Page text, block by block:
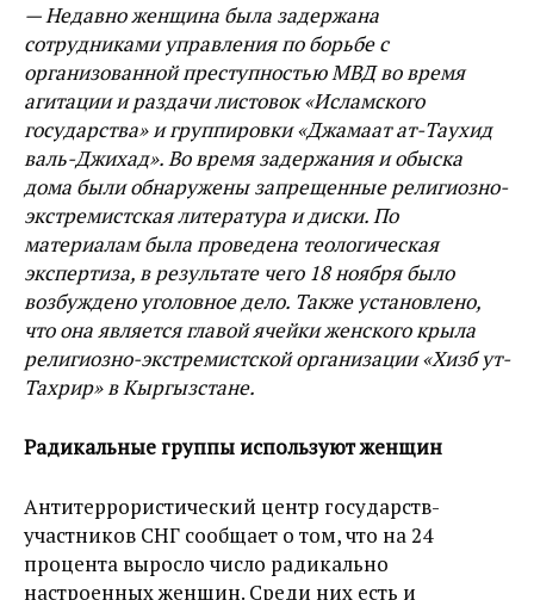
— Недавно женщина была задержана
сотрудниками управления по борьбе с
организованной преступностью МВД во время
агитации и раздачи листовок «Исламского
государства» и группировки «Джамаат ат-Таухид
валь-Джихад». Во время задержания и обыска
дома были обнаружены запрещенные религиозно-
экстремистская литература и диски. По
материалам была проведена теологическая
экспертиза, в результате чего 18 ноября было
возбуждено уголовное дело. Также установлено,
что она является главой ячейки женского крыла
религиозно-экстремистской организации «Хизб ут-
Тахрир» в Кыргызстане.
Радикальные группы используют женщин
Антитеррористический центр государств-
участников СНГ сообщает о том, что на 24
процента выросло число радикально
настроенных женщин. Среди них есть и